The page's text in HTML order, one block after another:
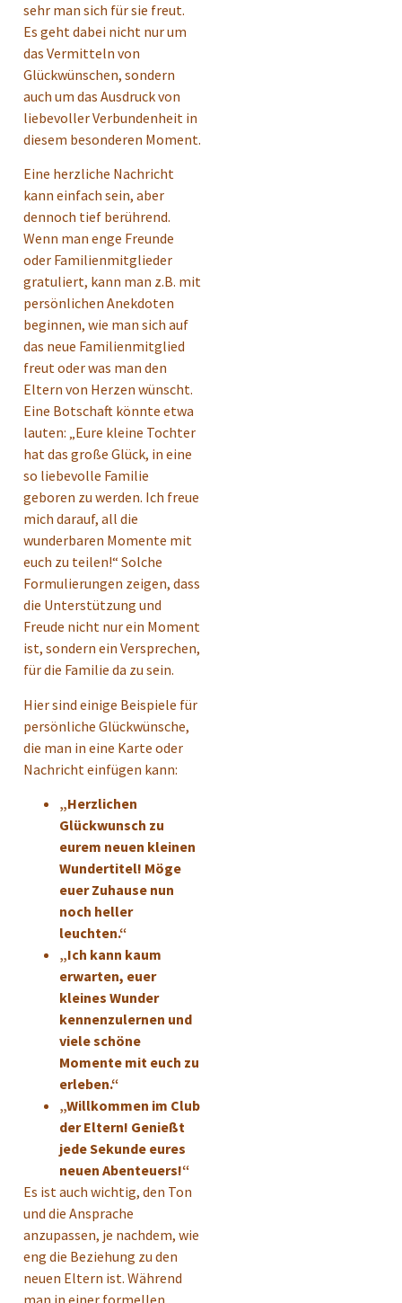
sehr man sich für sie freut.
Es geht dabei nicht nur um
das Vermitteln von
Glückwünschen, sondern
auch um das Ausdruck von
liebevoller Verbundenheit in
diesem besonderen Moment.
Eine herzliche Nachricht
kann einfach sein, aber
dennoch tief berührend.
Wenn man enge Freunde
oder Familienmitglieder
gratuliert, kann man z.B. mit
persönlichen Anekdoten
beginnen, wie man sich auf
das neue Familienmitglied
freut oder was man den
Eltern von Herzen wünscht.
Eine Botschaft könnte etwa
lauten: „Eure kleine Tochter
hat das große Glück, in eine
so liebevolle Familie
geboren zu werden. Ich freue
mich darauf, all die
wunderbaren Momente mit
euch zu teilen!“ Solche
Formulierungen zeigen, dass
die Unterstützung und
Freude nicht nur ein Moment
ist, sondern ein Versprechen,
für die Familie da zu sein.
Hier sind einige Beispiele für
persönliche Glückwünsche,
die man in eine Karte oder
Nachricht einfügen kann:
„Herzlichen
Glückwunsch zu
eurem neuen kleinen
Wundertitel! Möge
euer Zuhause nun
noch heller
leuchten.“
„Ich kann kaum
erwarten, euer
kleines Wunder
kennenzulernen und
viele schöne
Momente mit euch zu
erleben.“
„Willkommen im Club
der Eltern! Genießt
jede Sekunde eures
neuen Abenteuers!“
Es ist auch wichtig, den Ton
und die Ansprache
anzupassen, je nachdem, wie
eng die Beziehung zu den
neuen Eltern ist. Während